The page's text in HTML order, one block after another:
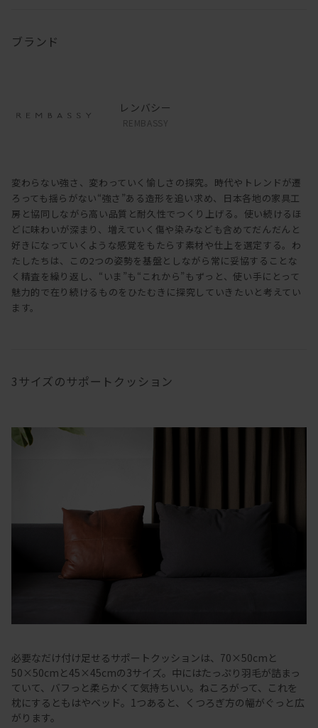
ブランド
レンバシー
REMBASSY
変わらない強さ、変わっていく愉しさの探究。時代やトレンドが遷
ろっても揺らがない“強さ”ある造形を追い求め、日本各地の家具工
房と協同しながら高い品質と耐久性でつくり上げる。使い続けるほ
どに味わいが深まり、増えていく傷や染みなども含めてだんだんと
好きになっていくような感覚をもたらす素材や仕上を選定する。わ
たしたちは、この2つの姿勢を基盤としながら常に妥協することな
く精査を繰り返し、“いま”も“これから”もずっと、使い手にとって
魅力的で在り続けるものをひたむきに探究していきたいと考えてい
ます。
3サイズのサポートクッション
必要なだけ付け足せるサポートクッションは、70×50cmと
50×50cmと45×45cmの3サイズ。中にはたっぷり羽毛が詰まっ
ていて、バフっと柔らかくて気持ちいい。ねころがって、これを
枕にするともはやベッド。1つあると、くつろぎ方の幅がぐっと広
がります。